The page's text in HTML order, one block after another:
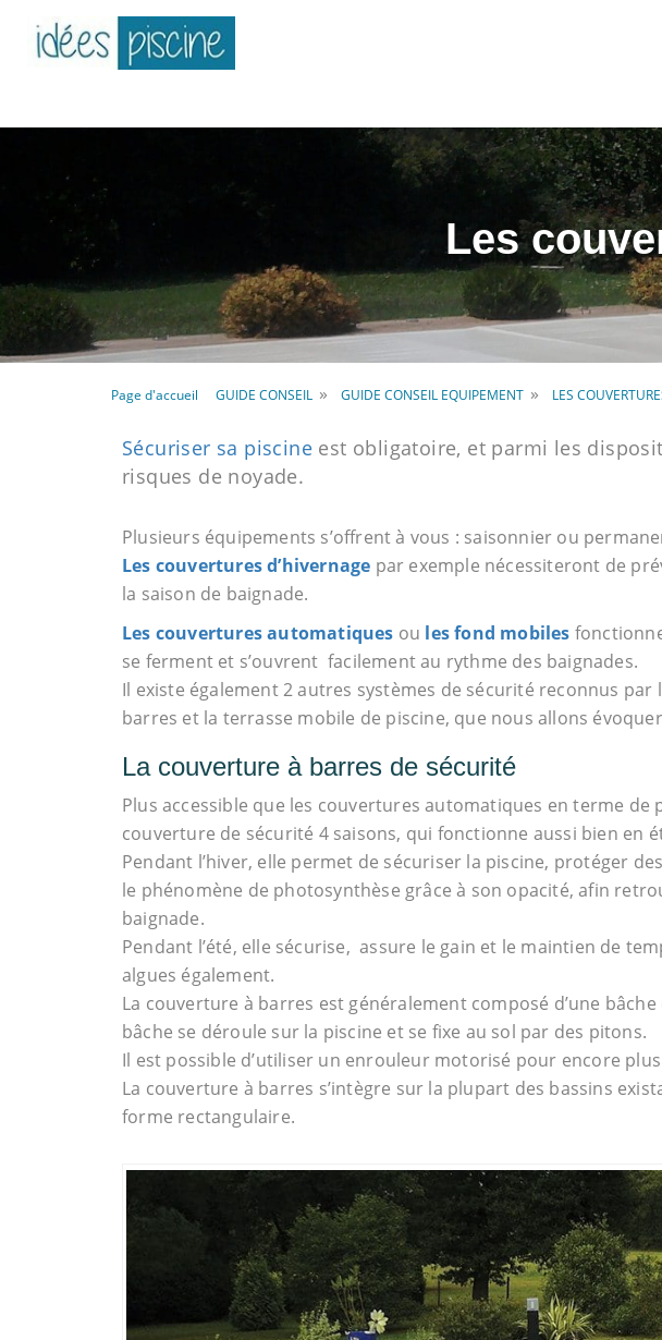
Les
Page d'accueil GUIDE CONSEIL » GUIDE CONSEIL EQUIPEMENT » LES
Sécuriser sa piscine est obligatoire, et parmi les
risques de noyade.
Plusieurs équipements s’offrent à vous : saisonnier ou
Les couvertures d’hivernage par exemple nécessiteront de
la saison de baignade.
Les couvertures automatiques ou les fond mobiles
se ferment et s’ouvrent facilement au rythme des baignades.
Il existe également 2 autres systèmes de sécurité reconnus par
barres et la terrasse mobile de piscine, que nous allons
La couverture à barres de sécurité
Plus accessible que les couvertures automatiques en terme de
couverture de sécurité 4 saisons, qui fonctionne aussi bien en
Pendant l’hiver, elle permet de sécuriser la piscine, protéger
le phénomène de photosynthèse grâce à son opacité, afin
baignade.
Pendant l’été, elle sécurise, assure le gain et le maintien de
algues également.
La couverture à barres est généralement composé d’une
bâche se déroule sur la piscine et se fixe au sol par des pitons.
Il est possible d’utiliser un enrouleur motorisé pour encore
La couverture à barres s’intègre sur la plupart des bassins
forme rectangulaire.